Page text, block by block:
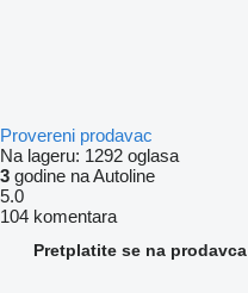
Provereni prodavac
Na lageru: 1292 oglasa
3 godine na Autoline
5.0
104 komentara
Pretplatite se na prodavca